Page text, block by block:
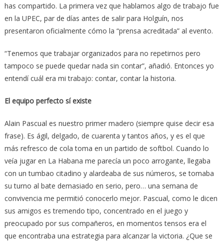
has compartido. La primera vez que hablamos algo de trabajo fue
en la UPEC, par de días antes de salir para Holguín, nos
presentaron oficialmente cómo la “prensa acreditada” al evento.
“Tenemos que trabajar organizados para no repetirnos pero
tampoco se puede quedar nada sin contar”, añadió. Entonces yo
entendí cuál era mi trabajo: contar, contar la historia.
El equipo perfecto sí existe
Alain Pascual es nuestro primer madero (siempre quise decir esa
frase). Es ágil, delgado, de cuarenta y tantos años, y es el que
más refresco de cola toma en un partido de softbol. Cuando lo
veía jugar en La Habana me parecía un poco arrogante, llegaba
con un tumbao citadino y alardeaba de sus números, se tomaba
su turno al bate demasiado en serio, pero… una semana de
convivencia me permitió conocerlo mejor. Pascual, como le dicen
sus amigos es tremendo tipo, concentrado en el juego y
preocupado por sus compañeros, en momentos tensos era el
que encontraba una estrategia para alcanzar la victoria. ¿Que se